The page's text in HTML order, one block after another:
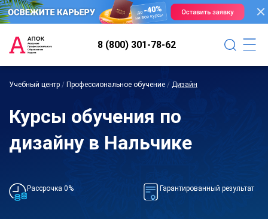
8 (800) 301-78-62
Учебный центр / Профессиональное обучение / Дизайн
Курсы обучения по
дизайну в Нальчике
Рассрочка 0% Гарантированный результат